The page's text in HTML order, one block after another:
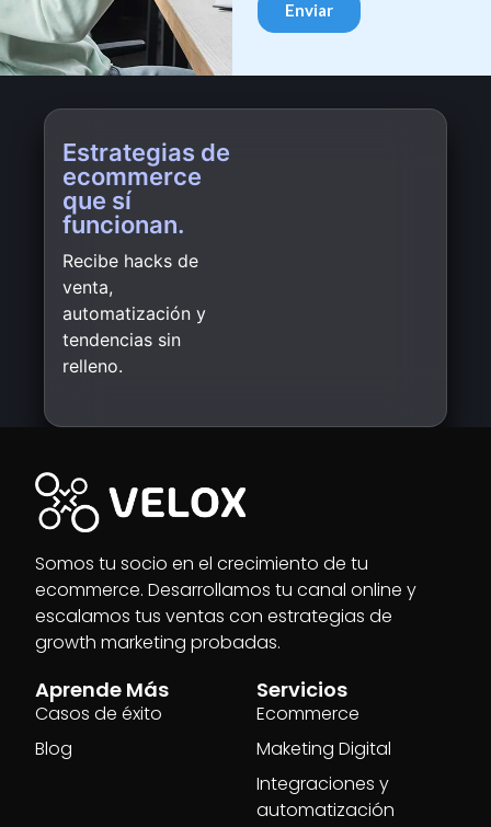
Estrategias de
ecommerce
que sí
funcionan.
Recibe hacks de
venta,
automatización y
tendencias sin
relleno.
Somos tu socio en el crecimiento de tu
ecommerce. Desarrollamos tu canal online y
escalamos tus ventas con estrategias de
growth marketing probadas.
Aprende Más
Casos de éxito
Blog
Servicios
Ecommerce
Maketing Digital
Integraciones y
automatización